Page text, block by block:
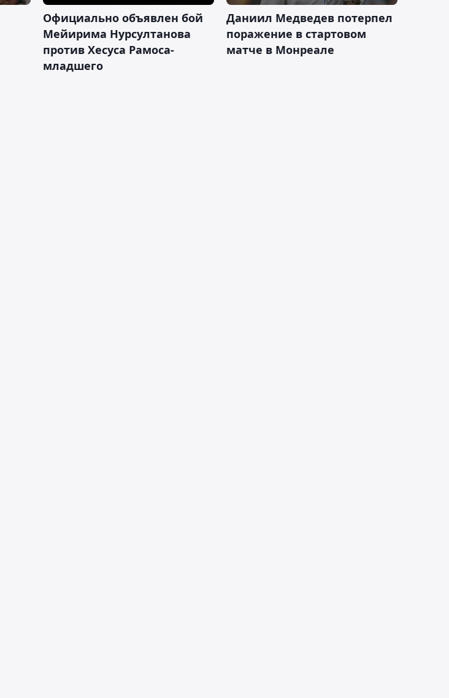
Официально объявлен бой
Мейирима Нурсултанова
против Хесуса Рамоса-
младшего
Даниил Медведев потерпел
поражение в стартовом
матче в Монреале